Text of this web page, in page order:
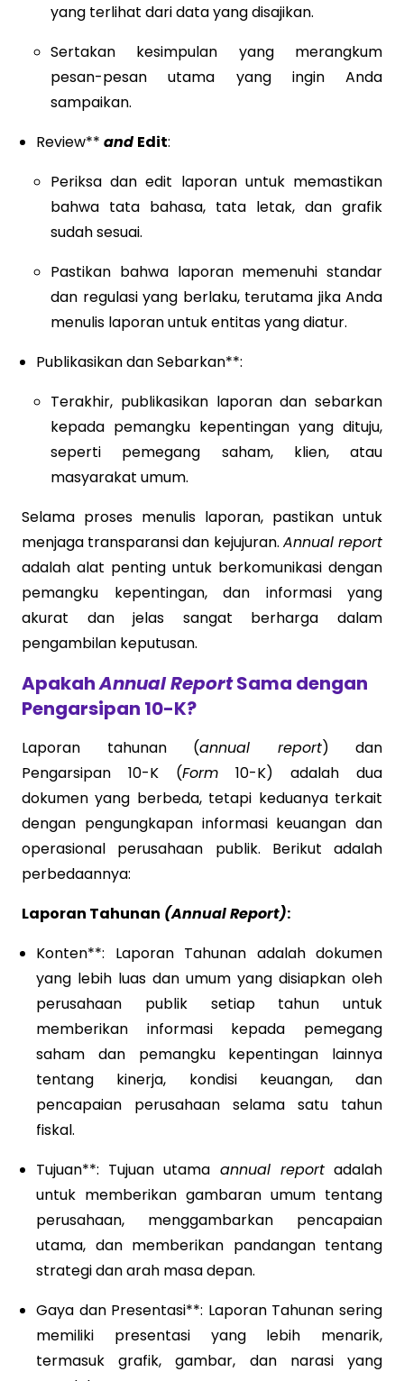
yang terlihat dari data yang disajikan.
Sertakan kesimpulan yang merangkum
pesan-pesan utama yang ingin Anda
sampaikan.
Review** and Edit:
Periksa dan edit laporan untuk memastikan
bahwa tata bahasa, tata letak, dan grafik
sudah sesuai.
Pastikan bahwa laporan memenuhi standar
dan regulasi yang berlaku, terutama jika Anda
menulis laporan untuk entitas yang diatur.
Publikasikan dan Sebarkan**:
Terakhir, publikasikan laporan dan sebarkan
kepada pemangku kepentingan yang dituju,
seperti pemegang saham, klien, atau
masyarakat umum.
Selama proses menulis laporan, pastikan untuk
menjaga transparansi dan kejujuran. Annual report
adalah alat penting untuk berkomunikasi dengan
pemangku kepentingan, dan informasi yang
akurat dan jelas sangat berharga dalam
pengambilan keputusan.
ApakahAnnual ReportSama dengan
Pengarsipan 10-K?
Laporan tahunan (annual report) dan
Pengarsipan 10-K (Form 10-K) adalah dua
dokumen yang berbeda, tetapi keduanya terkait
dengan pengungkapan informasi keuangan dan
operasional perusahaan publik. Berikut adalah
perbedaannya:
Laporan Tahunan (Annual Report):
Konten**: Laporan Tahunan adalah dokumen
yang lebih luas dan umum yang disiapkan oleh
perusahaan publik setiap tahun untuk
memberikan informasi kepada pemegang
saham dan pemangku kepentingan lainnya
tentang kinerja, kondisi keuangan, dan
pencapaian perusahaan selama satu tahun
fiskal.
Tujuan**: Tujuan utama annual reportadalah
untuk memberikan gambaran umum tentang
perusahaan, menggambarkan pencapaian
utama, dan memberikan pandangan tentang
strategi dan arah masa depan.
Gaya dan Presentasi**: Laporan Tahunan sering
memiliki presentasi yang lebih menarik,
termasuk grafik, gambar, dan narasi yang